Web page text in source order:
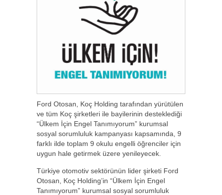
Ford Otosan, Koç Holding tarafından yürütülen
ve tüm Koç şirketleri ile bayilerinin desteklediği
“Ülkem İçin Engel Tanımıyorum” kurumsal
sosyal sorumluluk kampanyası kapsamında, 9
farklı ilde toplam 9 okulu engelli öğrenciler için
uygun hale getirmek üzere yenileyecek.
Türkiye otomotiv sektörünün lider şirketi Ford
Otosan, Koç Holding’in “Ülkem İçin Engel
Tanımıyorum” kurumsal sosyal sorumluluk